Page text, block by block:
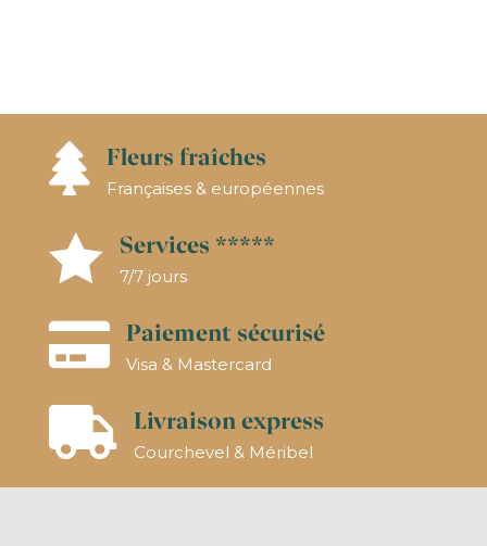
 Fleurs fraîches
Françaises & européennes
 Services *****
7/7 jours
 Paiement sécurisé
Visa & Mastercard
 Livraison express
Courchevel & Méribel